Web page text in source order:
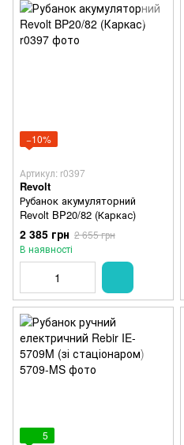
−10%
Артикул: r0397
Revolt
Рубанок акумуляторний
Revolt BP20/82 (Каркас)
2 385 грн 2 655 грн
В наявності
5